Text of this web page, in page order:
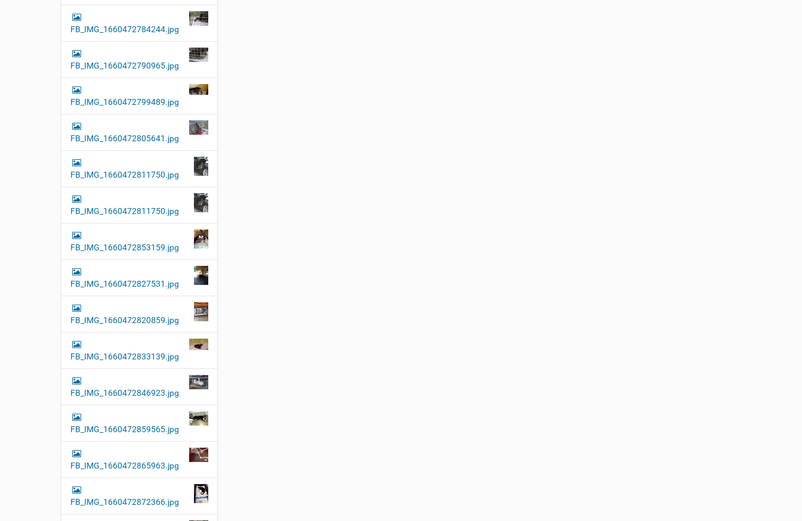
FB_IMG_1660472784244.jpg
FB_IMG_1660472790965.jpg
FB_IMG_1660472799489.jpg
FB_IMG_1660472805641.jpg
FB_IMG_1660472811750.jpg
FB_IMG_1660472811750.jpg
FB_IMG_1660472853159.jpg
FB_IMG_1660472827531.jpg
FB_IMG_1660472820859.jpg
FB_IMG_1660472833139.jpg
FB_IMG_1660472846923.jpg
FB_IMG_1660472859565.jpg
FB_IMG_1660472865963.jpg
FB_IMG_1660472872366.jpg